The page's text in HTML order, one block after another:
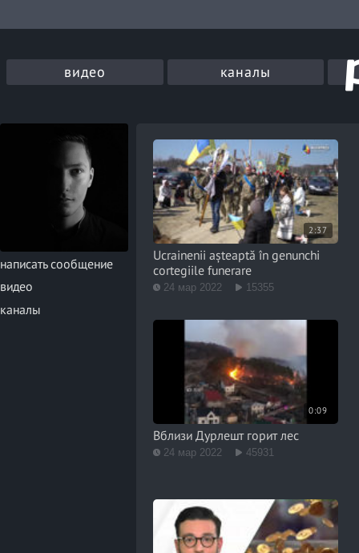
видео каналы
написать сообщение
видео
каналы
2:37
Ucrainenii așteaptă în genunchi
cortegiile funerare
24 мар 2022 15355
0:09
Вблизи Дурлешт горит лес
24 мар 2022 45931